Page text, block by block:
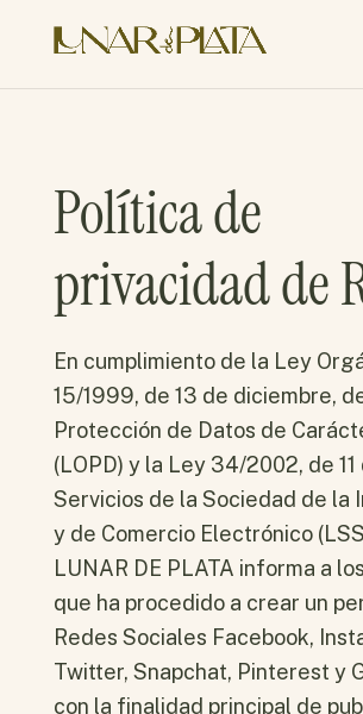
Política de
privacidad de
En cumplimiento de la Ley
15/1999, de 13 de diciembre,
Protección de Datos de
(LOPD) y la Ley 34/2002, de
Servicios de la Sociedad de la
y de Comercio Electrónico
LUNAR DE PLATA informa a
que ha procedido a crear un
Redes Sociales Facebook,
Twitter, Snapchat, Pinterest y
con la finalidad principal de